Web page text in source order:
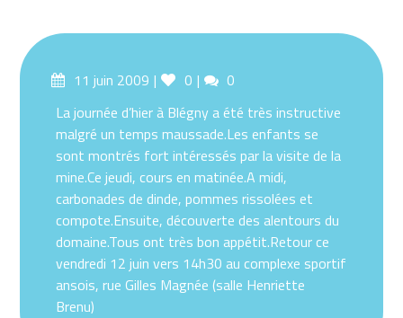
Posted11 juin 2009 Likes
0 Comments
0
La journée d’hier à Blégny a été très instructive
malgré un temps maussade.Les enfants se
sont montrés fort intéressés par la visite de la
mine.Ce jeudi, cours en matinée.A midi,
carbonades de dinde, pommes rissolées et
compote.Ensuite, découverte des alentours du
domaine.Tous ont très bon appétit.Retour ce
vendredi 12 juin vers 14h30 au complexe sportif
ansois, rue Gilles Magnée (salle Henriette
Brenu)